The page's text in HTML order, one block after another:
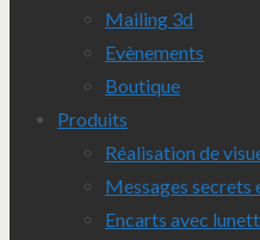
Mailing 3d
Evènements
Boutique
Produits
Réalisation de
Messages secrets
Encarts avec